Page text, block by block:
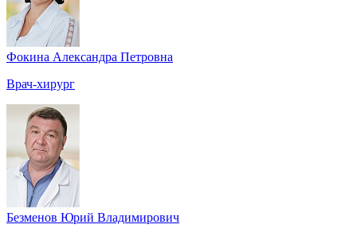
Фокина Александра Петровна
Врач-хирург
Безменов Юрий Владимирович